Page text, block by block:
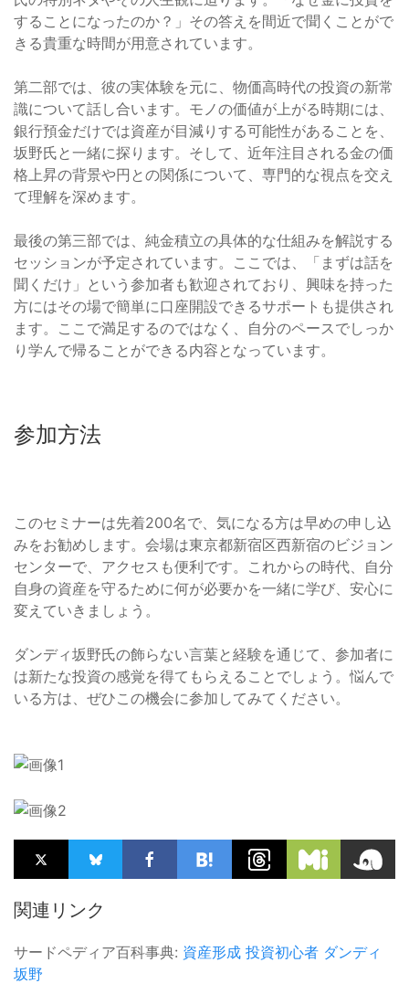
することになったのか？」その答えを間近で聞くことがで
きる貴重な時間が用意されています。
第二部では、彼の実体験を元に、物価高時代の投資の新常
識について話し合います。モノの価値が上がる時期には、
銀行預金だけでは資産が目減りする可能性があることを、
坂野氏と一緒に探ります。そして、近年注目される金の価
格上昇の背景や円との関係について、専門的な視点を交え
て理解を深めます。
最後の第三部では、純金積立の具体的な仕組みを解説する
セッションが予定されています。ここでは、「まずは話を
聞くだけ」という参加者も歓迎されており、興味を持った
方にはその場で簡単に口座開設できるサポートも提供され
ます。ここで満足するのではなく、自分のペースでしっか
り学んで帰ることができる内容となっています。
参加方法
このセミナーは先着200名で、気になる方は早めの申し込
みをお勧めします。会場は東京都新宿区西新宿のビジョン
センターで、アクセスも便利です。これからの時代、自分
自身の資産を守るために何が必要かを一緒に学び、安心に
変えていきましょう。
ダンディ坂野氏の飾らない言葉と経験を通じて、参加者に
は新たな投資の感覚を得てもらえることでしょう。悩んで
いる方は、ぜひこの機会に参加してみてください。
関連リンク
サードペディア百科事典: 資産形成 投資初心者 ダンディ
坂野